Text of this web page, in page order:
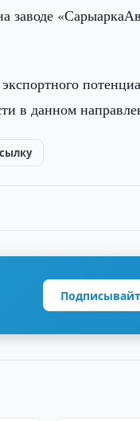
заводе
в данном